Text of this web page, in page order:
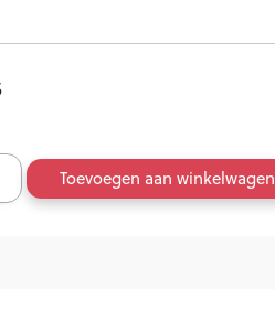
Toevoegen aan winkelwagen